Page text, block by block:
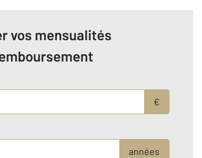
vos mensualités
€
années